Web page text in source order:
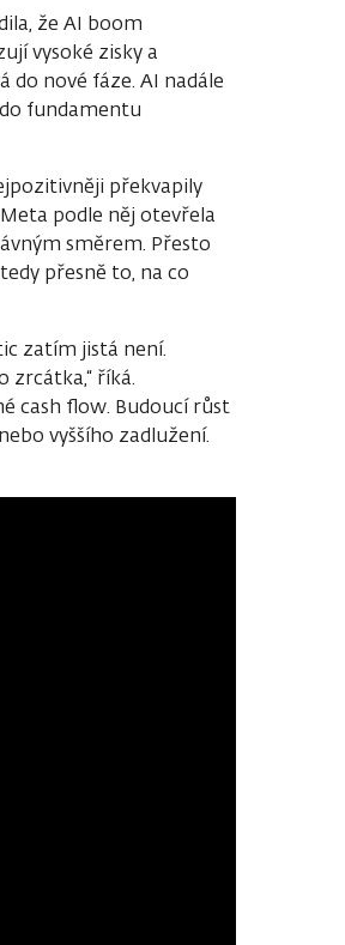
že AI boom
vysoké zisky a
do nové fáze. AI nadále
fundamentu
překvapily
podle něj otevřela
směrem. Přesto
přesně to, na co
zatím jistá není.
zrcátka,“ říká.
cash flow. Budoucí růst
vyššího zadlužení.